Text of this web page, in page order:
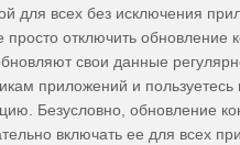
для всех без исключения
отключить обновление
свои данные
приложений и
Безусловно, обновление
включать ее для всех